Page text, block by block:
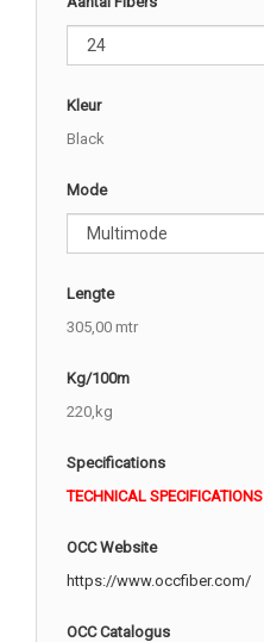
Kleur
Black
Mode
Lengte
305,00 mtr
Kg/100m
220,kg
Specifications
TECHNICAL SPECIFICATIONS
OCC Website
https://www.occfiber.com/
OCC Catalogus